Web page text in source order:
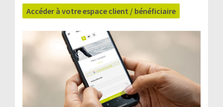
Accéder à votre espace client / bénéficiaire